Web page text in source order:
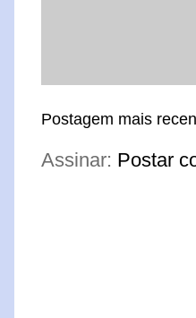
Postagem mais
Assinar: Postar